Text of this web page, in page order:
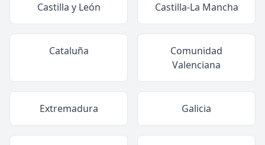
Castilla y León Castilla-La Mancha
Cataluña
Comunidad
Valenciana
Extremadura Galicia